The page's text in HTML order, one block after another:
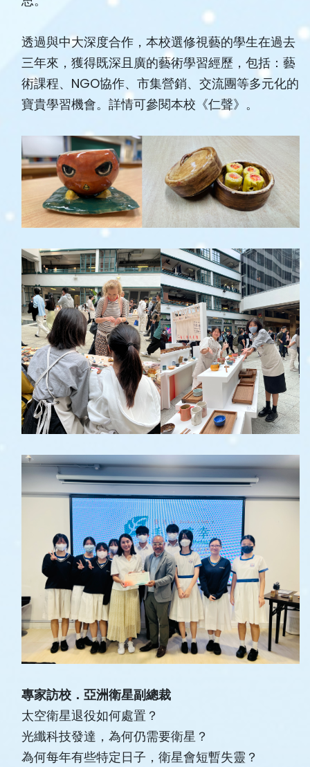
透過與中大深度合作，本校選修視藝的學生在過去
三年來，獲得既深且廣的藝術學習經歷，包括：藝
術課程、NGO協作、市集營銷、交流團等多元化的
寶貴學習機會。詳情可參閱本校《仁聲》。
專家訪校．亞洲衛星副總裁
太空衛星退役如何處置？
光纖科技發達，為何仍需要衛星？
為何每年有些特定日子，衛星會短暫失靈？